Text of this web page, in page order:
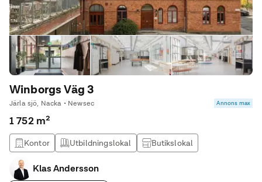
Winborgs Väg 3
Järla sjö, Nacka • Newsec Annons max
1 752 m²
Kontor Utbildningslokal
Butikslokal
Kontorshotell
Klas Andersson